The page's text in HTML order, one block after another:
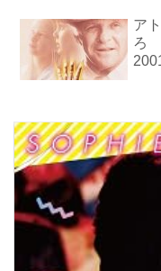
ア
ろ